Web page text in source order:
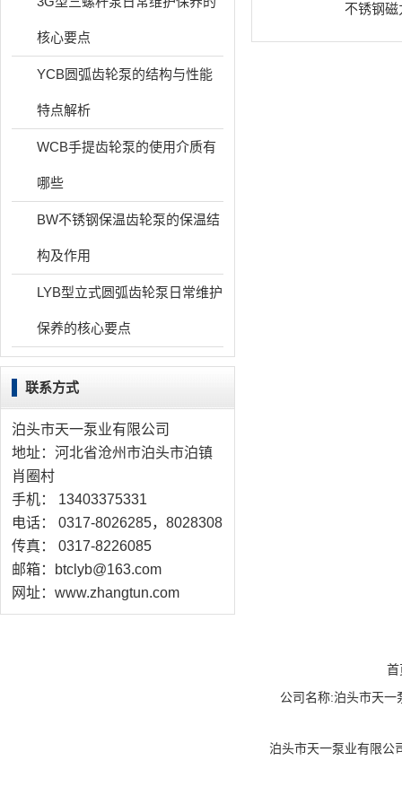
不锈钢磁
核心要点
YCB圆弧齿轮泵的结构与性能
特点解析
WCB手提齿轮泵的使用介质有
哪些
BW不锈钢保温齿轮泵的保温结
构及作用
LYB型立式圆弧齿轮泵日常维护
保养的核心要点
联系方式
泊头市天一泵业有限公司
地址：河北省沧州市泊头市泊镇
肖圈村
手机： 13403375331
电话： 0317-8026285，8028308
传真： 0317-8226085
邮箱：btclyb@163.com
网址：www.zhangtun.com
首
公司名称:泊头市天
泊头市天一泵业有限公